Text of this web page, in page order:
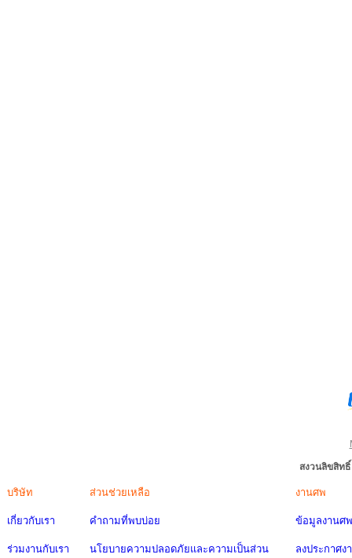
สงวนลิขสิท
บริษัท
เกี่ยวกับเรา
ร่วมงานกับเรา
ส่วนช่วยเหลือ
คำถามที่พบบ่อย
นโยบายความปลอดภัยและความเป็นส่วน
งานศพ
ข้อมูลงานศพ
ลงประกาศง